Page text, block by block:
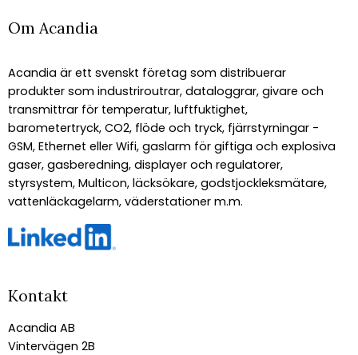
Om Acandia
Acandia är ett svenskt företag som distribuerar
produkter som industriroutrar, dataloggrar, givare och
transmittrar för temperatur, luftfuktighet,
barometertryck, CO2, flöde och tryck, fjärrstyrningar -
GSM, Ethernet eller Wifi, gaslarm för giftiga och explosiva
gaser, gasberedning, displayer och regulatorer,
styrsystem, Multicon, läcksökare, godstjockleksmätare,
vattenläckagelarm, väderstationer m.m.
Kontakt
Acandia AB
Vintervägen 2B